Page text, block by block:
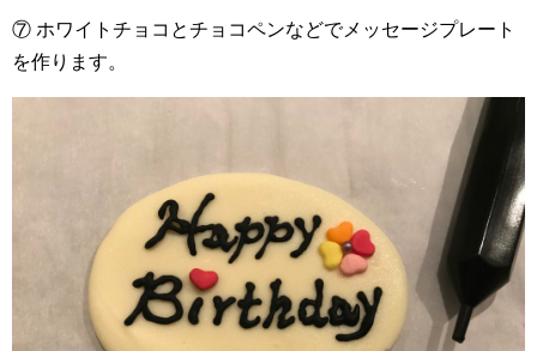
⑦ ホワイトチョコとチョコペンなどでメッセージプレート
を作ります。